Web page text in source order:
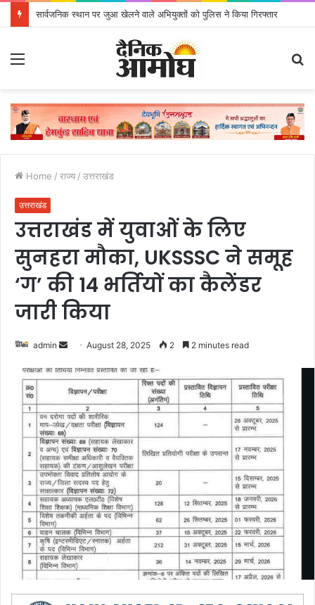
Home / राज्य / उत्तराखंड
उत्तराखंड
उत्तराखंड में युवाओं के लिए
सुनहरा मौका, UKSSSC ने समूह
‘ग’ की 14 भर्तियों का कैलेंडर
जारी किया
admin
n
d
a
n
e
m
a
i
l
August 28, 2025 2 2 minutes read